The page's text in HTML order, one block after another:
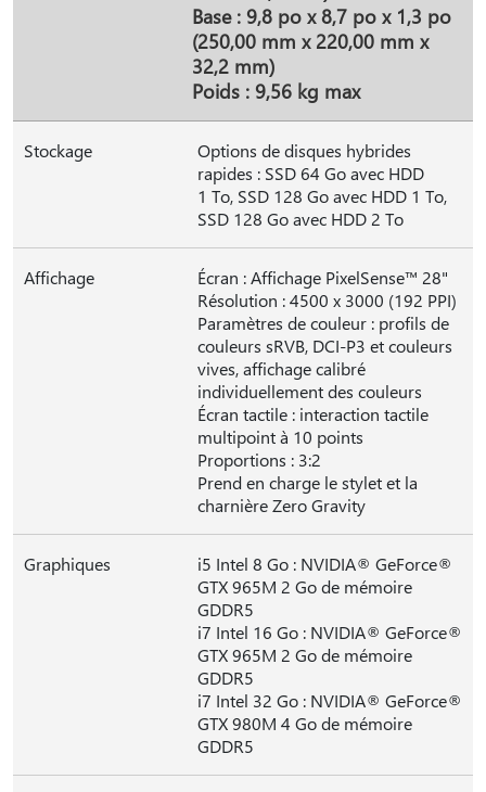
Base : 9,8 po x 8,7 po x 1,3 po
(250,00 mm x 220,00 mm x
32,2 mm)
Poids : 9,56 kg max
Stockage
Options de disques hybrides
rapides : SSD 64 Go avec HDD
1 To, SSD 128 Go avec HDD 1 To,
SSD 128 Go avec HDD 2 To
Affichage
Écran : Affichage PixelSense™ 28"
Résolution : 4500 x 3000 (192 PPI)
Paramètres de couleur : profils de
couleurs sRVB, DCI-P3 et couleurs
vives, affichage calibré
individuellement des couleurs
Écran tactile : interaction tactile
multipoint à 10 points
Proportions : 3:2
Prend en charge le stylet et la
charnière Zero Gravity
Graphiques
i5 Intel 8 Go : NVIDIA® GeForce®
GTX 965M 2 Go de mémoire
GDDR5
i7 Intel 16 Go : NVIDIA® GeForce®
GTX 965M 2 Go de mémoire
GDDR5
i7 Intel 32 Go : NVIDIA® GeForce®
GTX 980M 4 Go de mémoire
GDDR5